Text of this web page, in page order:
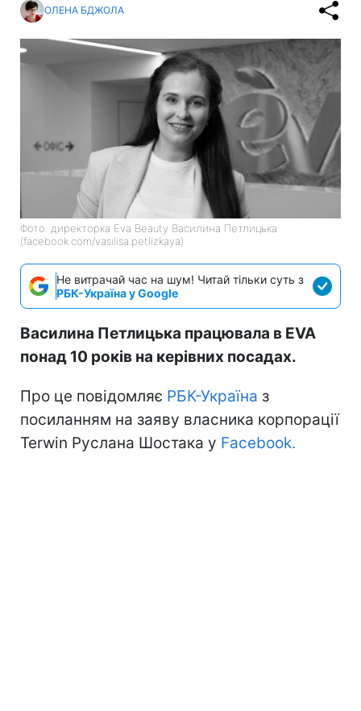
ОЛЕНА БДЖОЛА
Фото: директорка Eva Beauty Василина Петлицька
(facebook.com/vasilisa.petlizkaya)
Не витрачай час на шум! Читай тільки суть з
РБК-Україна у Google
Василина Петлицька працювала в EVA
понад 10 років на керівних посадах.
Про це повідомляє РБК-Україна з
посиланням на заяву власника корпорації
Terwin Руслана Шостака у Facebook.